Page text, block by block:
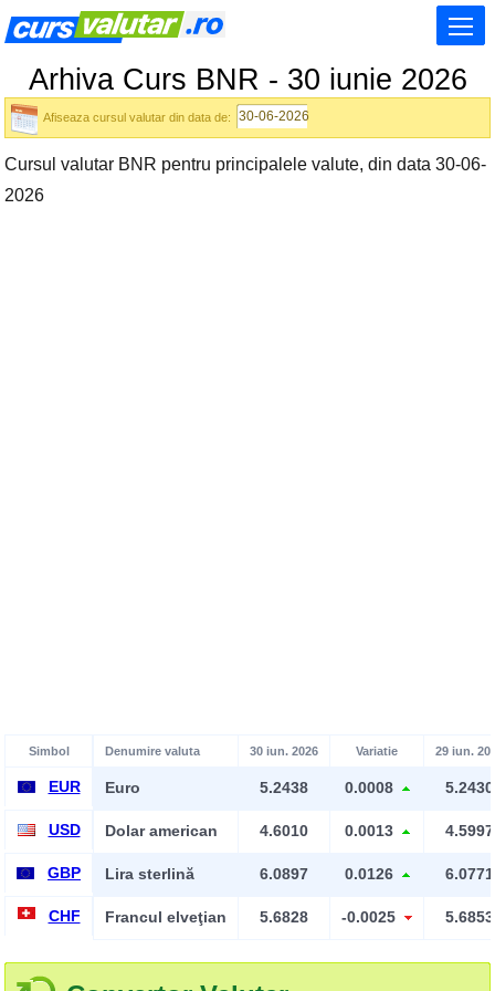
Arhiva Curs BNR - 30 iunie 2026
Afiseaza cursul valutar din data de:
Cursul valutar BNR pentru principalele valute, din data 30-06-
2026
Simbol Denumire valuta 30 iun. 2026 Variatie 29 iun.
EUR Euro 5.2438 0.0008 5.2430
USD Dolar american 4.6010 0.0013 4.5997
GBP Lira sterlină 6.0897 0.0126 6.0771
CHF Francul elveţian 5.6828 -0.0025 5.6853